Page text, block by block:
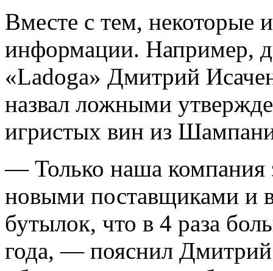
Вместе с тем, некоторые
информации. Например,
«Ladoga» Дмитрий
назвал ложными
игристых вин из
— Только наша компания
новыми поставщиками и
бутылок, что в 4 раза
года, — пояснил